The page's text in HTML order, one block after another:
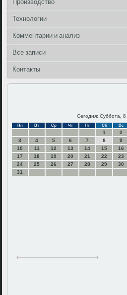
Производство
Технологии
Комментарии и анализ
Все записи
Контакты
Сегодня: Суббота, 8
Пн Вт Ср Чт Пт Сб Вс
1
2
3
4 5 6 7 8
9
10
11 12 13 14 15
16
17
18 19 20 21 22
23
24
25 26 27 28 29
30
31